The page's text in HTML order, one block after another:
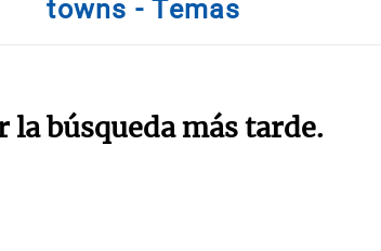
towns - Temas
búsqueda más tarde.